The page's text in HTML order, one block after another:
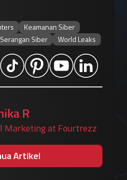
Keamanan Siber
Serangan Siber World Leaks
R
Marketing at Fourtrezz
Artikel